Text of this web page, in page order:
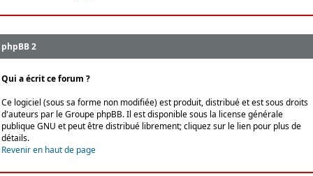
phpBB 2
Qui a écrit ce forum ?
Ce logiciel (sous sa forme non modifiée) est produit, distribué et est sous droits
d'auteurs par leGroupe phpBB. Il est disponible sous la license générale
publique GNU et peut être distribué librement; cliquez sur le lien pour plus de
détails.
Revenir en haut de page